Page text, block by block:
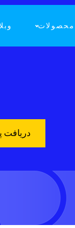
محصولات
دریافت